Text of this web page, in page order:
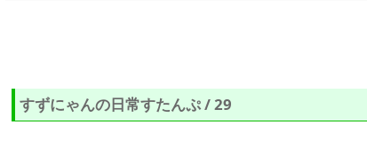
すずにゃんの日常すたんぷ / 29